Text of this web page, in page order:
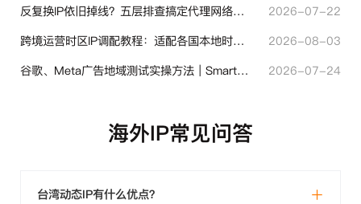
反复换IP依旧掉线？五层排查搞定代理网络异常
2026-07-22
跨境运营时区IP调配教程：适配各国本地时区设置方法
2026-08-03
谷歌、Meta广告地域测试实操方法｜SmartProxy落地优化指南
2026-07-24
海外IP常见问答
台湾动态IP有什么优点？